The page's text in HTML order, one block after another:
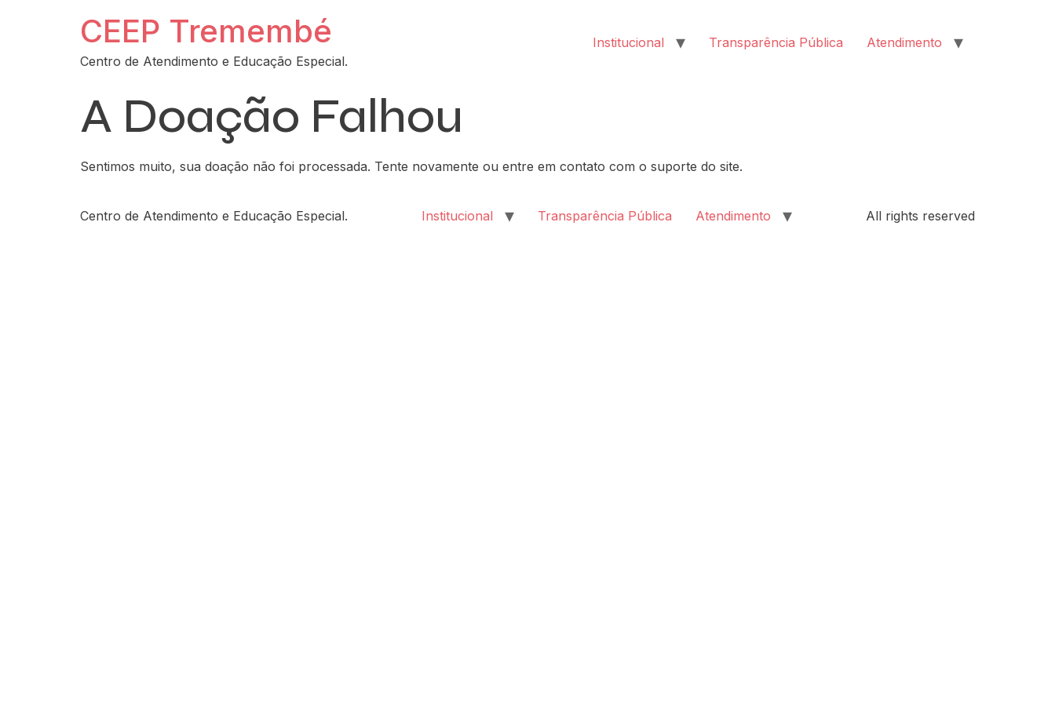
CEEP Tremembé
Centro de Atendimento e Educação Especial.
Institucional Transparência Pública Atendimento
A Doação Falhou
Sentimos muito, sua doação não foi processada. Tente novamente ou entre em contato com o suporte do site.
Centro de Atendimento e Educação Especial. Institucional Transparência Pública Atendimento All rights reserved